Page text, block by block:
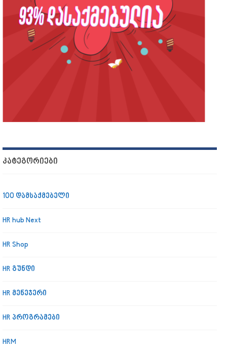
ᲙᲐᲢᲔᲒᲝᲠᲘᲔᲑᲘ
100 დამსაქმებელი
HR hub Next
HR Shop
HR გუნდი
HR მენეჯერი
HR პროგრამები
HRM